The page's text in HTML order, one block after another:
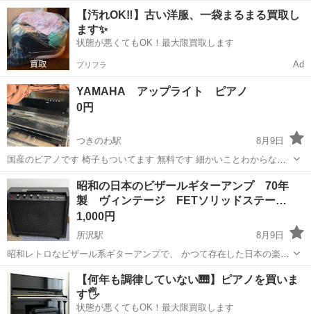
【汚れOK‼️】古い洋服、一袋まるまる買取し
ます✨
状態が悪くてもOK！最大限買取します
プリフラ Ad
YAMAHA アップライト ピアノ
0円
つきのわ駅
8月9日
国産のピアノです 椅子もついてます 無料です 細かいことわからない
ので質問返せないと思います 有料になりますが近隣なら配達も可能で
す ノークレーム、ノーリターンでお願いします
埼玉 比企郡 つきのわ駅 鍵盤楽器、ピアノ
昭和の日本のビザールギターアンプ 70年
製 ヴィンテージ FETソリッドステー…
1,000円
所沢駅
8月9日
昭和レトロなビザール系ギターアンプで、 かつて存在した日本の楽器
メーカー、パールトーンのMODEL PG-50Tになります。 FETソリッド
ステートアンプで現代アンプのように音に補正が入ることがなくギタ
ー本来の素の音が出る...
埼玉 所沢市 所沢駅 弦楽器、ギター
【何年も調律していない🎹】ピアノを買いま
す🖐️
状態が悪くてもOK！最大限買取します